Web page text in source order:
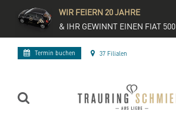
WIR FEIERN 20 JAHRE
& IHR GEWINNT EINEN FIAT 500
Termin buchen 37 Filialen